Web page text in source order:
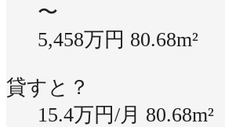
〜
5,458万円 80.68m²
貸すと？
15.4万円/月 80.68m²